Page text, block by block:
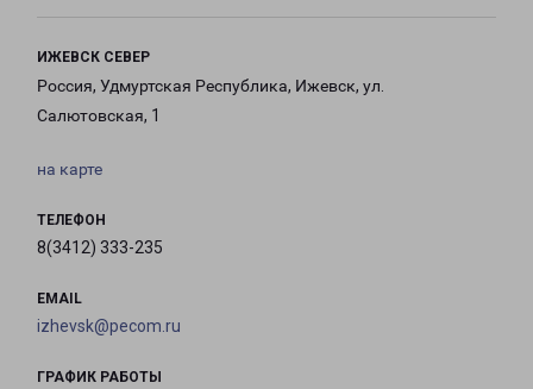
ИЖЕВСК СЕВЕР
Россия, Удмуртская Республика, Ижевск, ул.
Салютовская, 1
на карте
ТЕЛЕФОН
8(3412) 333-235
EMAIL
izhevsk@pecom.ru
ГРАФИК РАБОТЫ